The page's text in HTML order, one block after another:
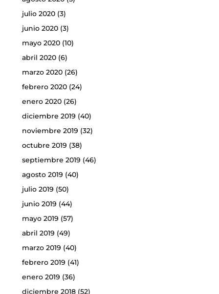
julio 2020(3)
junio 2020(3)
mayo 2020(10)
abril 2020(6)
marzo 2020(26)
febrero 2020(24)
enero 2020(26)
diciembre 2019 (40)
noviembre 2019 (32)
octubre 2019 (38)
septiembre 2019 (46)
agosto 2019 (40)
julio 2019 (50)
junio 2019 (44)
mayo 2019 (57)
abril 2019 (49)
marzo 2019 (40)
febrero 2019 (41)
enero 2019 (36)
diciembre 2018(52)